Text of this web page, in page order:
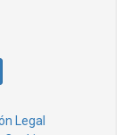
Legal